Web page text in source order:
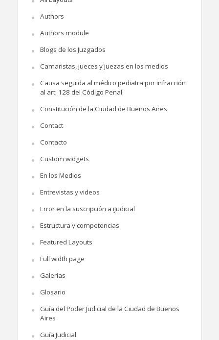
Authors
Authors module
Blogs de los Juzgados
Camaristas, jueces y juezas en los medios
Causa seguida al médico pediatra por infracción
al art. 128 del Código Penal
Constitución de la Ciudad de Buenos Aires
Contact
Contacto
Custom widgets
En los Medios
Entrevistas y videos
Error en la suscripción a iJudicial
Estructura y competencias
Featured Layouts
Full width page
Galerías
Glosario
Guía del Poder Judicial de la Ciudad de Buenos
Aires
Guía Judicial